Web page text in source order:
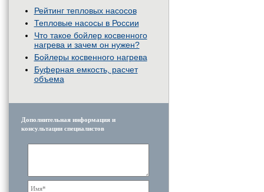
Рейтинг тепловых насосов
Тепловые насосы в России
Что такое бойлер косвенного
нагрева и зачем он нужен?
Бойлеры косвенного нагрева
Буферная емкость, расчет
объема
Дополнительная информация и
консультации специалистов